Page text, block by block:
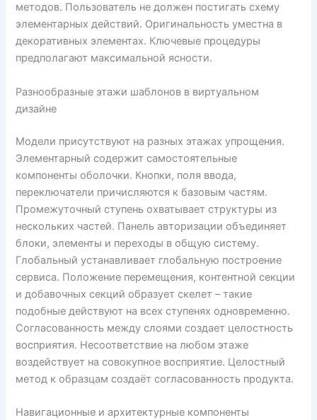
методов. Пользователь не должен постигать схему
элементарных действий. Оригинальность уместна в
декоративных элементах. Ключевые процедуры
предполагают максимальной ясности.
Разнообразные этажи шаблонов в виртуальном
дизайне
Модели присутствуют на разных этажах упрощения.
Элементарный содержит самостоятельные
компоненты оболочки. Кнопки, поля ввода,
переключатели причисляются к базовым частям.
Промежуточный ступень охватывает структуры из
нескольких частей. Панель авторизации объединяет
блоки, элементы и переходы в общую систему.
Глобальный устанавливает глобальную построение
сервиса. Положение перемещения, контентной секции
и добавочных секций образует скелет – такие
подобные действуют на всех ступенях одновременно.
Согласованность между слоями создает целостность
восприятия. Несоответствие на любом этаже
воздействует на совокупное восприятие. Целостный
метод к образцам создаёт согласованность продукта.
Навигационные и архитектурные компоненты